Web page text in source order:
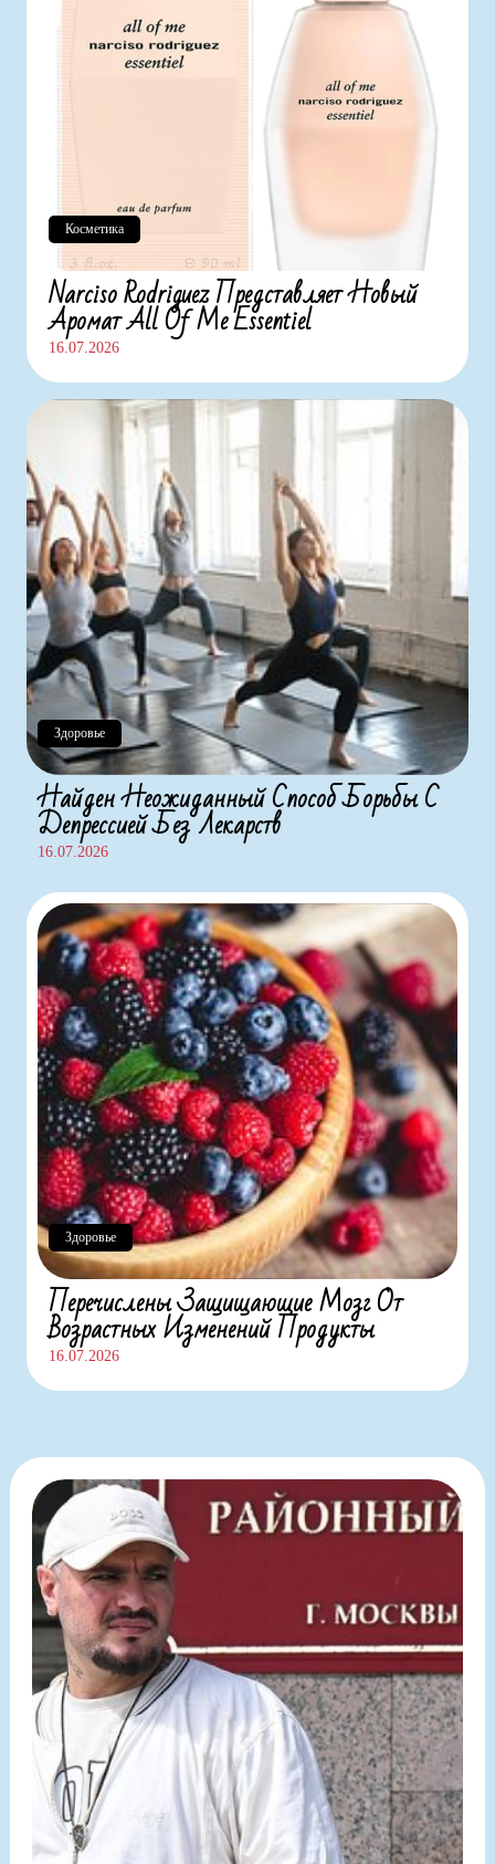
Narciso Rodriguez Представляет Новый
Аромат All Of Me Essentiel
16.07.2026
Косметика
Здоровье
Найден Неожиданный Способ Борьбы С
Депрессией Без Лекарств
16.07.2026
Перечислены Защищающие Мозг От
Возрастных Изменений Продукты
16.07.2026
Здоровье